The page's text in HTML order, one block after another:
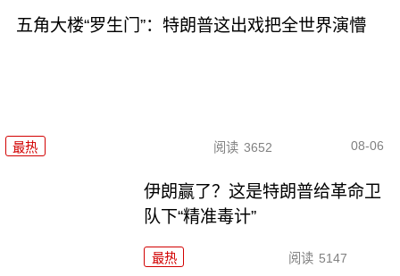
五角大楼“罗生门”：特朗普这出戏把全世界演懵
最热 阅读 3652 08-06
伊朗赢了？这是特朗普给革命卫
队下“精准毒计”
最热 阅读 5147